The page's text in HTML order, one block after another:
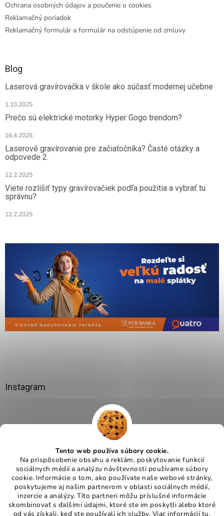
Tento web používa súbory cookie.
Na prispôsobenie obsahu a reklám, poskytovanie funkcií
sociálnych médií a analýzu návštevnosti používame súbory
cookie. Informácie o tom, ako používate naše webové stránky,
poskytujeme aj našim partnerom v oblasti sociálnych médií,
inzercie a analýzy. Títo partneri môžu príslušné informácie
skombinovať s ďalšími údajmi, ktoré ste im poskytli alebo ktoré
od vás získali, keď ste používali ich služby. Viac informáciítu.
Ochrana osobných údajov a poučenie o cookies
Reklamačný poriadok
Reklamačný formulár a formulár na odstúpenie od zmluvy
Blog
Laserová gravírovačka v škole ako súčasť modernej učebne
1.10.2025
Prečo sú elektrické motorky Hyper Gogo trendom?
16.4.2025
Laserové gravírovanie pre začiatočníka? Časté otázky a
odpovede 2.
12.2.2025
Viete rozlíšiť typy gravírovačiek podľa použitia a vybrať tu
správnu?
12.2.2025
Instagram
Sledovať na Instagrame